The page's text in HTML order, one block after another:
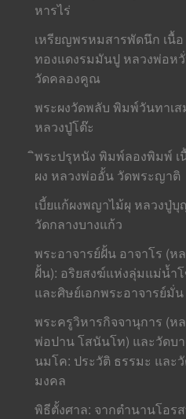
หารไร่
เหรียญพรหมสารพัดนึก เนื้อ
ทองแดงรมมันปู หลวงพ่อห
วัดคลองคูณ
พระผงวัดพลับ พิมพ์วันทาเส
หลวงปู่โต๊ะ
พระปรุหนัง พิมพ์ลองพิมพ์ เ
ผง หลวงพ่ออั้น วัดพระญาติ
เบี้ยแก้ผงพญาไม้ผุ หลวงปู่บุ
วัดกลางบางแก้ว
พระอาจารย์ฝั้น อาจาโร (ห
ฝั้น): อริยสงฆ์แห่งลุ่มแม่น้ำ
และศิษย์เอกพระอาจารย์มั่น
พระครูวิหารกิจจานุการ (ห
พ่อปาน โสนันโท) และวัดบ
นมโค: ประวัติ ธรรมะ และ
มงคล
พิธีตั้งศาล: จากตำนานโอร